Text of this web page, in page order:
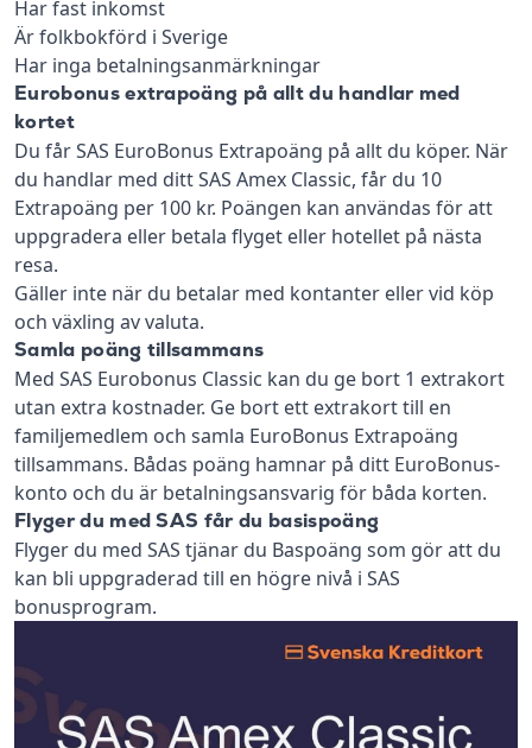
Har fast inkomst
Är folkbokförd i Sverige
Har inga betalningsanmärkningar
Eurobonus extrapoäng på allt du handlar med
kortet
Du får SAS EuroBonus Extrapoäng på allt du köper. När
du handlar med ditt SAS Amex Classic, får du 10
Extrapoäng per 100 kr. Poängen kan användas för att
uppgradera eller betala flyget eller hotellet på nästa
resa.
Gäller inte när du betalar med kontanter eller vid köp
och växling av valuta.
Samla poäng tillsammans
Med SAS Eurobonus Classic kan du ge bort 1 extrakort
utan extra kostnader. Ge bort ett extrakort till en
familjemedlem och samla EuroBonus Extrapoäng
tillsammans. Bådas poäng hamnar på ditt EuroBonus-
konto och du är betalningsansvarig för båda korten.
Flyger du med SAS får du basispoäng
Flyger du med SAS tjänar du Baspoäng som gör att du
kan bli uppgraderad till en högre nivå i SAS
bonusprogram.